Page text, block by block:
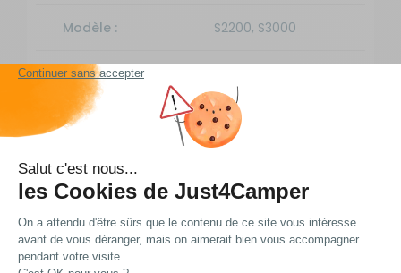
Modèle : S2200, S3000
EAN :
Livraison et retour
Nos modes de livraison